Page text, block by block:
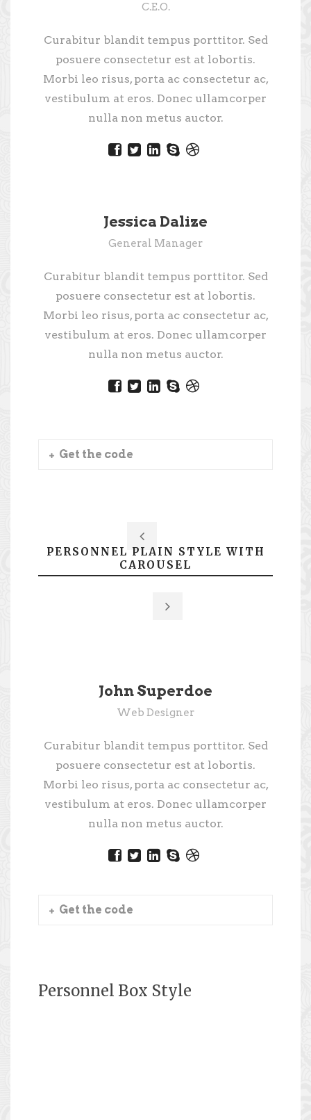
C.E.O.
Curabitur blandit tempus porttitor. Sed
posuere consectetur est at lobortis.
Morbi leo risus, porta ac consectetur ac,
vestibulum at eros. Donec ullamcorper
nulla non metus auctor.
Jessica Dalize
General Manager
Curabitur blandit tempus porttitor. Sed
posuere consectetur est at lobortis.
Morbi leo risus, porta ac consectetur ac,
vestibulum at eros. Donec ullamcorper
nulla non metus auctor.
Get the code
PERSONNEL PLAIN STYLE WITH
CAROUSEL
John Superdoe
Web Designer
Curabitur blandit tempus porttitor. Sed
posuere consectetur est at lobortis.
Morbi leo risus, porta ac consectetur ac,
vestibulum at eros. Donec ullamcorper
nulla non metus auctor.
Get the code
Personnel Box Style